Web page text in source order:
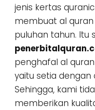
jenis kertas
membuat al
puluhan tahun. Itu
penghafal al
yaitu setia dengan
Sehingga, kami
memberikan